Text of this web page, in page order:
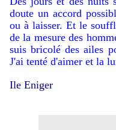
doute un accord
ou à laisser. Et le
de la mesure des
suis bricolé des ailes
J'ai tenté d'aimer et la
Ile Eniger